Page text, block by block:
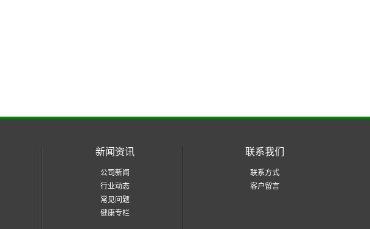
新闻资讯
公司新闻
行业动态
常见问题
健康专栏
联系我们
联系方式
客户留言